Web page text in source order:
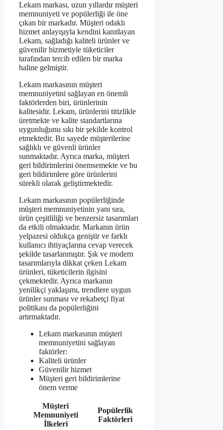
Lekam markası, uzun yıllardır müşteri
memnuniyeti ve popülerliği ile öne
çıkan bir markadır. Müşteri odaklı
hizmet anlayışıyla kendini kanıtlayan
Lekam, sağladığı kaliteli ürünler ve
güvenilir hizmetiyle tüketiciler
tarafından tercih edilen bir marka
haline gelmiştir.
Lekam markasının müşteri
memnuniyetini sağlayan en önemli
faktörlerden biri, ürünlerinin
kalitesidir. Lekam, ürünlerini titizlikle
üretmekte ve kalite standartlarına
uygunluğunu sıkı bir şekilde kontrol
etmektedir. Bu sayede müşterilerine
sağlıklı ve güvenli ürünler
sunmaktadır. Ayrıca marka, müşteri
geri bildirimlerini önemsemekte ve bu
geri bildirimlere göre ürünlerini
sürekli olarak geliştirmektedir.
Lekam markasının popülerliğinde
müşteri memnuniyetinin yanı sıra,
ürün çeşitliliği ve benzersiz tasarımları
da etkili olmaktadır. Markanın ürün
yelpazesi oldukça geniştir ve farklı
kullanıcı ihtiyaçlarına cevap verecek
şekilde tasarlanmıştır. Şık ve modern
tasarımlarıyla dikkat çeken Lekam
ürünleri, tüketicilerin ilgisini
çekmektedir. Ayrıca markanın
yenilikçi yaklaşımı, trendlere uygun
ürünler sunması ve rekabetçi fiyat
politikası da popülerliğini
artırmaktadır.
Lekam markasının müşteri
memnuniyetini sağlayan
faktörler:
Kaliteli ürünler
Güvenilir hizmet
Müşteri geri bildirimlerine
önem verme
Müşteri
Memnuniyeti
İlkeleri
Popülerlik
Faktörleri